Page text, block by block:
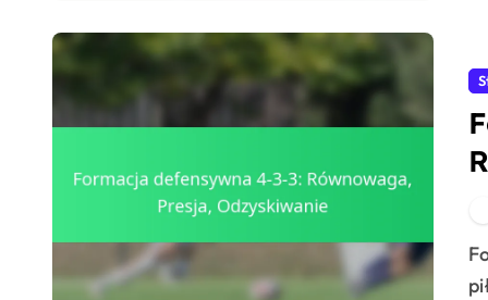
Formacja defensywna 4-3-3 to podejście taktyczne w